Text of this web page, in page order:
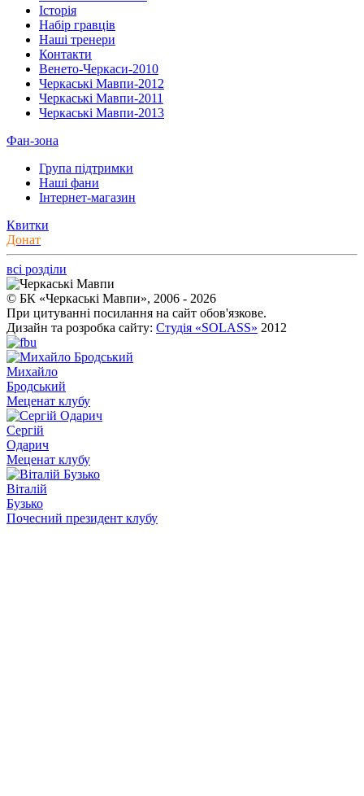
Історія
Набір гравців
Наші тренери
Контакти
Венето-Черкаси-2010
Черкаські Мавпи-2012
Черкаські Мавпи-2011
Черкаські Мавпи-2013
Фан-зона
Група підтримки
Наші фани
Інтернет-магазин
Квитки
Донат
всі розділи
© БК «Черкаські Мавпи», 2006 - 2026
При цитуванні посилання на сайт обов'язкове.
Дизайн та розробка сайту: Студія «SOLASS» 2012
Михайло
Бродський
Меценат клубу
Сергій
Одарич
Меценат клубу
Віталій
Бузько
Почесний президент клубу